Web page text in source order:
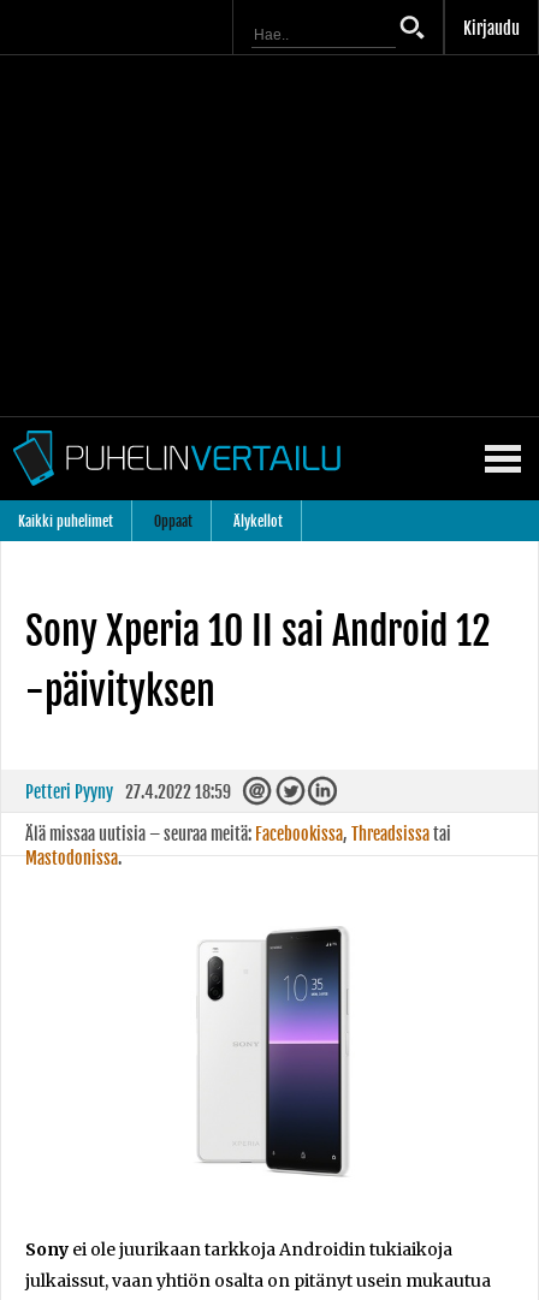
Kirjaudu
Kaikki puhelimet Oppaat Älykellot
Sony Xperia 10 II sai Android 12
-päivityksen
Petteri Pyyny 27.4.2022 18:59
Älä missaa uutisia – seuraa meitä: Facebookissa, Threadsissatai
Mastodonissa.
Sony ei ole juurikaan tarkkoja Androidin tukiaikoja
julkaissut, vaan yhtiön osalta on pitänyt usein mukautua